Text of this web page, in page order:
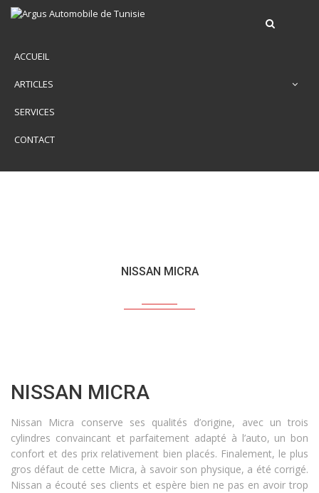
ACCUEIL
ARTICLES
SERVICES
CONTACT
NISSAN MICRA
NISSAN MICRA
Nissan Micra conserve ses qualités d’origine, avec un trois
cylindres convaincant et parfaitement adapté à l’auto, un bon
confort et des prix relativement bien placés. Finalement, le plus
gros défaut de cette Micra, à savoir son physique, a été corrigé.
Nissan a écouté ses clients et espère bien ne pas en avoir trop